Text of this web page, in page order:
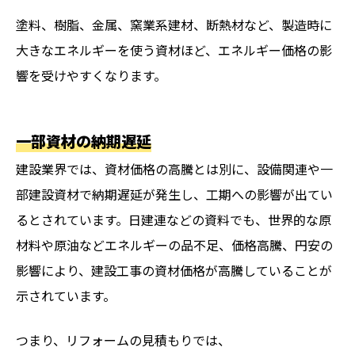
塗料、樹脂、金属、窯業系建材、断熱材など、製造時に
大きなエネルギーを使う資材ほど、エネルギー価格の影
響を受けやすくなります。
一部資材の納期遅延
建設業界では、資材価格の高騰とは別に、設備関連や一
部建設資材で納期遅延が発生し、工期への影響が出てい
るとされています。日建連などの資料でも、世界的な原
材料や原油などエネルギーの品不足、価格高騰、円安の
影響により、建設工事の資材価格が高騰していることが
示されています。
つまり、リフォームの見積もりでは、